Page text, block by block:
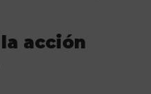
acción